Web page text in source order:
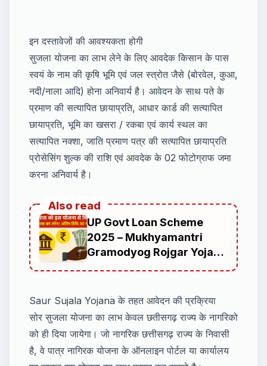
इन दस्तावेजों की आवश्यकता होगी
सुजला योजना का लाभ लेने के लिए आवदेक किसान के पास
स्वयं के नाम की कृषि भूमि एवं जल स्त्रोत जैसे (बोरवेल, कुआ,
नदी/नाला आदि) होना अनिवार्य है। आवेदन के साथ पते के
प्रमाण की सत्यापित छायाप्रति, आधार कार्ड की सत्यापित
छायाप्रति, भूमि का खसरा / रकबा एवं कार्य स्थल का
सत्यापित नक्शा, जाति प्रमाण पत्र की सत्यापित छायाप्रति
प्रोसेसिंग शुल्क की राशि एवं आवदेक के 02 फोटोग्राफ जमा
करना अनिवार्य है।
Also read
UP Govt Loan Scheme
2025 – Mukhyamantri
Gramodyog Rojgar Yojana
Saur Sujala Yojana के तहत आवेदन की प्रक्रिया
सोर सुजला योजना का लाभ केवल छतीसगढ़ राज्य के नागरिको
को ही दिया जायेगा। जो नागरिक छत्तीसगढ़ राज्य के निवासी
है, वे पात्र नागिरक योजना के ऑनलाइन पोर्टल या कार्यालय